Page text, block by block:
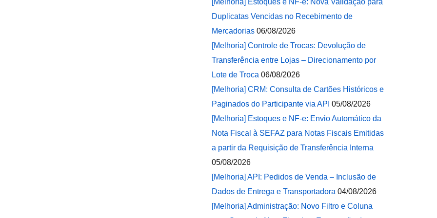
[Melhoria] Estoques e NF-e: Nova Validação para
Duplicatas Vencidas no Recebimento de
Mercadorias 06/08/2026
[Melhoria] Controle de Trocas: Devolução de
Transferência entre Lojas – Direcionamento por
Lote de Troca 06/08/2026
[Melhoria] CRM: Consulta de Cartões Históricos e
Paginados do Participante via API 05/08/2026
[Melhoria] Estoques e NF-e: Envio Automático da
Nota Fiscal à SEFAZ para Notas Fiscais Emitidas
a partir da Requisição de Transferência Interna
05/08/2026
[Melhoria] API: Pedidos de Venda – Inclusão de
Dados de Entrega e Transportadora 04/08/2026
[Melhoria] Administração: Novo Filtro e Coluna